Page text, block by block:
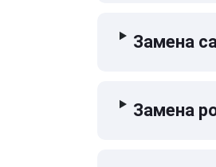
Замена
Замена